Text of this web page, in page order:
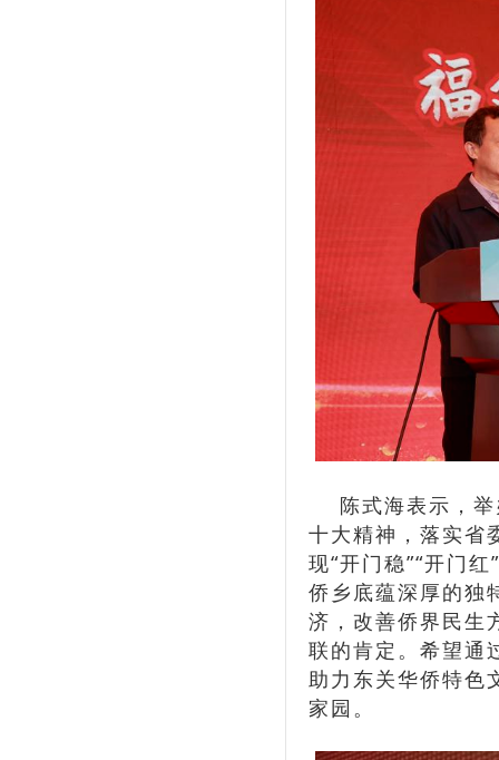
陈式海表示，举
十大精神，落实省
现“开门稳”“开门
侨乡底蕴深厚的独
济，改善侨界民生
联的肯定。希望通
助力东关华侨特色
家园。